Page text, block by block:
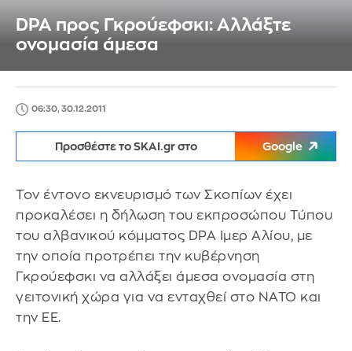
DPA προς Γκρούεφσκι: Αλλάξτε
ονομασία άμεσα
06:30, 30.12.2011
Προσθέστε το SKAI.gr στο Google
Τον έντονο εκνευρισμό των Σκοπίων έχει
προκαλέσει η δήλωση του εκπροσώπου Τύπου
του αλβανικού κόμματος DPA Ιμερ Αλίου, με
την οποία προτρέπει την κυβέρνηση
Γκρούεφσκι να αλλάξει άμεσα ονομασία στη
γειτονική χώρα για να ενταχθεί στο ΝΑΤΟ και
την ΕΕ.